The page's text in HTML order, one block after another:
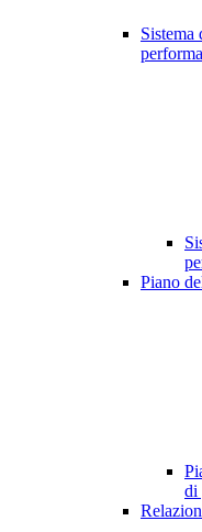
Sistema
Piano
di